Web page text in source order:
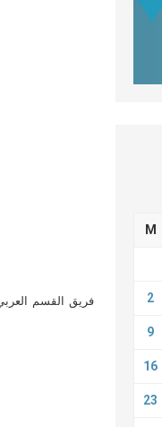
فريق القسم
M
2
9
16
23